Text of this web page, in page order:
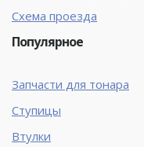
Схема проезда
Популярное
Запчасти для тонара
Ступицы
Втулки